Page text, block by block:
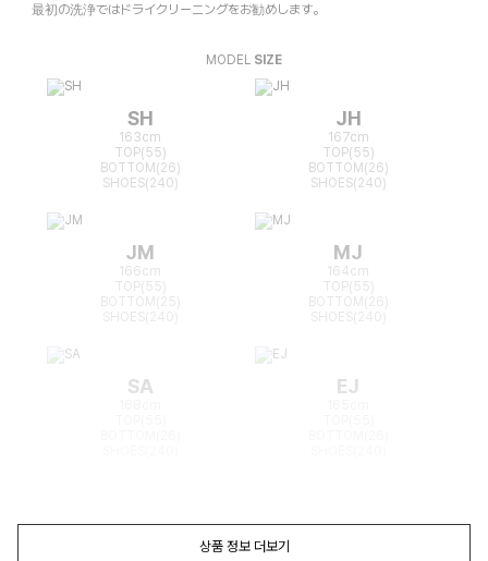
最初の洗浄ではドライクリーニングをお勧めします。
MODEL SIZE
SH
163cm
TOP(55)
BOTTOM(26)
SHOES(240)
JH
167cm
TOP(55)
BOTTOM(26)
SHOES(240)
JM
166cm
TOP(55)
BOTTOM(25)
MJ
164cm
TOP(55)
BOTTOM(26)
SA EJ
상품 정보 더보기